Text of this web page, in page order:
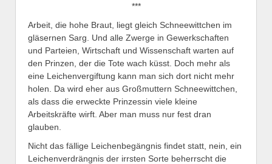
***
Arbeit, die hohe Braut, liegt gleich Schneewittchen im
gläsernen Sarg. Und alle Zwerge in Gewerkschaften
und Parteien, Wirtschaft und Wissenschaft warten auf
den Prinzen, der die Tote wach küsst. Doch mehr als
eine Leichenvergiftung kann man sich dort nicht mehr
holen. Da wird eher aus Großmuttern Schneewittchen,
als dass die erweckte Prinzessin viele kleine
Arbeitskräfte wirft. Aber man muss nur fest dran
glauben.
Nicht das fällige Leichenbegängnis findet statt, nein, ein
Leichenverdrängnis der irrsten Sorte beherrscht die